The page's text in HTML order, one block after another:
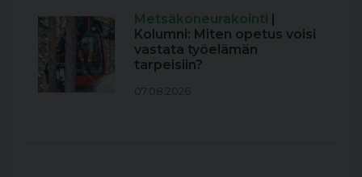
Metsäkoneurakointi |
Kolumni: Miten opetus voisi
vastata työelämän
tarpeisiin?
07.08.2026